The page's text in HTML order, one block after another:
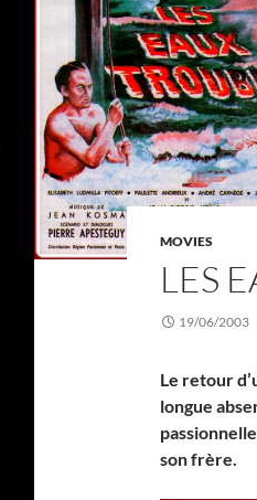
MOVIES
LES
19/06/2003
Le retour
longue
son frère.